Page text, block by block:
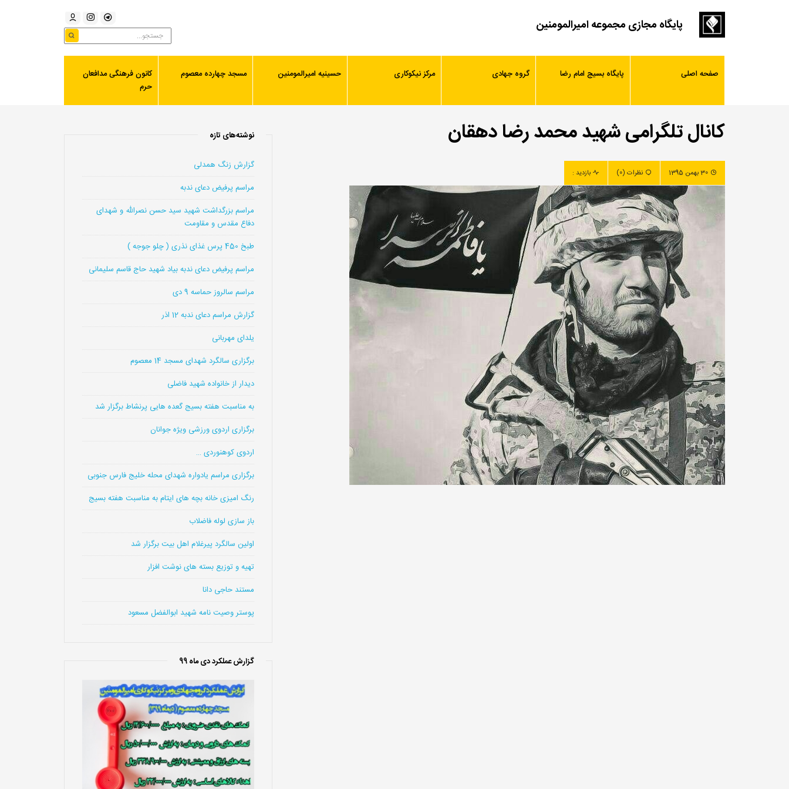
پایگاه مجازی مجموعه امیرالمومنین
صفحه اصلی پایگاه بسیج امام رضا گروه جهادی مرکز نیکوکاری حسینیه امیرالمومنین مسجد چهارده معصوم
کانون فرهنگی مدافعان
حرم
کانال تلگرامی شهید محمد رضا دهقان
30 بهمن 1395 نظرات (0) بازدید :
نوشته‌های تازه
گزارش زنگ همدلی
مراسم پرفیض دعای ندبه
مراسم بزرگداشت شهید سید حسن نصرالله و شهدای
دفاع مقدس و مقاومت
طبخ 450 پرس غذای نذری ( چلو جوجه )
مراسم پرفیض دعای ندبه بیاد شهید حاج قاسم سلیمانی
مراسم سالروز حماسه 9 دی
گزارش مراسم دعای ندبه 12 اذر
یلدای مهربانی
برگزاری سالگرد شهدای مسجد 14 معصوم
دیدار از خانواده شهید فاضلی
به مناسبت هفته بسیج گعده هایی پرنشاط برگزار شد
برگزاری اردوی ورزشی ویژه جوانان
اردوی کوهنوردی …
برگزاری مراسم یادواره شهدای محله خلیج فارس جنوبی
رنگ امیزی خانه بچه های ایتام به مناسبت هفته بسیج
باز سازی لوله فاضلاب
اولین سالگرد پیرغلام اهل بیت برگزار شد
تهیه و توزیع بسته های نوشت افزار
مستند حاجی دانا
پوستر وصیت نامه شهید ابوالفضل مسعود
گزارش عملکرد دی ماه 99